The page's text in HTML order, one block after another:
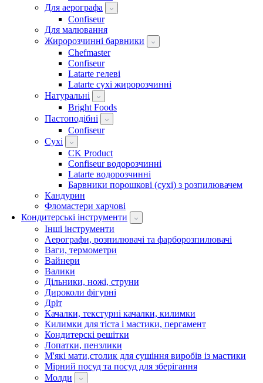
Для аерографа
Confiseur
Для малювання
Жиророзчинні барвники
Chefmaster
Confiseur
Latarte гелеві
Latarte сухі жиророзчинні
Натуральні
Bright Foods
Пастоподібні
Confiseur
Сухі
CK Product
Confiseur водорозчинні
Latarte водорозчинні
Барвники порошкові (сухі) з розпилювачем
Кандурин
Фломастери харчові
Кондитерські інструменти
Інші інструменти
Аерографи, розпилювачі та фарборозпилювачі
Ваги, термометри
Вайнери
Валики
Дільники, ножі, струни
Дироколи фігурні
Дріт
Качалки, текстурні качалки, килимки
Килимки для тіста і мастики, пергамент
Кондитерскі решітки
Лопатки, пензлики
М'які мати,столик для сушіння виробів із мастики
Мірний посуд та посуд для зберігання
Молди